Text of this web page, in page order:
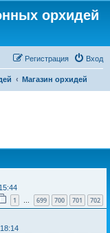
орхидей
Вход
Регистрация
Магазин орхидей
1 … 699 700 701 702